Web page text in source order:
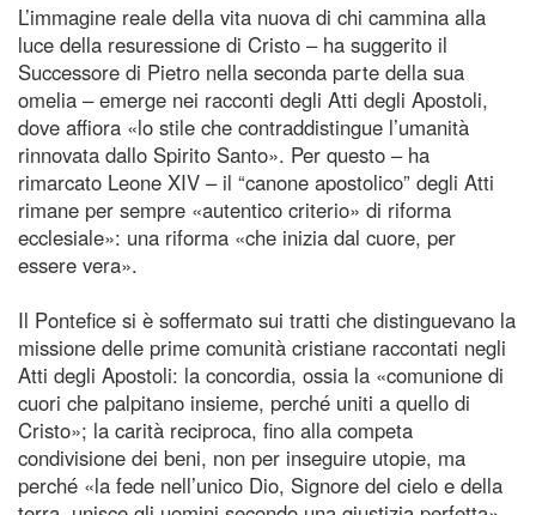
L’immagine reale della vita nuova di chi cammina alla
luce della resuressione di Cristo – ha suggerito il
Successore di Pietro nella seconda parte della sua
omelia – emerge nei racconti degli Atti degli Apostoli,
dove affiora «lo stile che contraddistingue l’umanità
rinnovata dallo Spirito Santo». Per questo – ha
rimarcato Leone XIV – il “canone apostolico” degli Atti
rimane per sempre «autentico criterio» di riforma
ecclesiale»: una riforma «che inizia dal cuore, per
essere vera».
Il Pontefice si è soffermato sui tratti che distinguevano la
missione delle prime comunità cristiane raccontati negli
Atti degli Apostoli: la concordia, ossia la «comunione di
cuori che palpitano insieme, perché uniti a quello di
Cristo»; la carità reciproca, fino alla competa
condivisione dei beni, non per inseguire utopie, ma
perché «la fede nell’unico Dio, Signore del cielo e della